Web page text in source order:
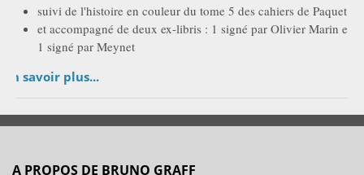
suivi de l'histoire en couleur du tome 5 des cahiers de Paquet
et accompagné de deux ex-libris : 1 signé par Olivier Marin et
1 signé par Meynet
En savoir plus...
A PROPOS DE BRUNO GRAFF